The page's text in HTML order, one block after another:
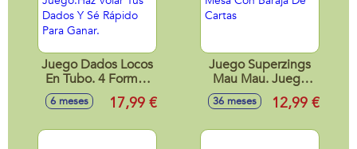
Juego Dados Locos
En Tubo. 4 Formas
De Juego.Haz Volar
Tus Dados Y Sé
6 meses 17,99 €
Juego Superzings
Mau Mau. Juego
De Mesa Con
Baraja De Cartas
36 meses 12,99 €